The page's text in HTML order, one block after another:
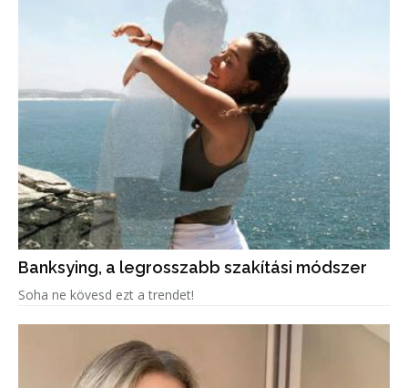
Banksying, a legrosszabb szakítási módszer
Soha ne kövesd ezt a trendet!